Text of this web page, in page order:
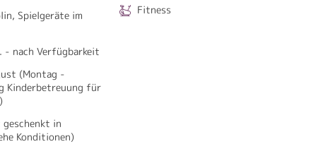
Spielgeräte im
- nach Verfügbarkeit
(Montag -
Kinderbetreuung für
in
Konditionen)
Fitness